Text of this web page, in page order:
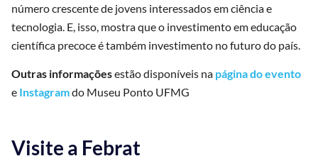
número crescente de jovens interessados em ciência e
tecnologia. E, isso, mostra que o investimento em educação
científica precoce é também investimento no futuro do país.
Outras informaçõesestão disponíveis na página do evento
e Instagramdo Museu Ponto UFMG
Visite a Febrat